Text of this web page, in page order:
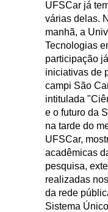
UFSCar já
várias delas.
manhã, a
Tecnologias
participação
iniciativas de
campi São
intitulada
e o futuro da
na tarde do
UFSCar,
acadêmicas
pesquisa,
realizadas
da rede
Sistema